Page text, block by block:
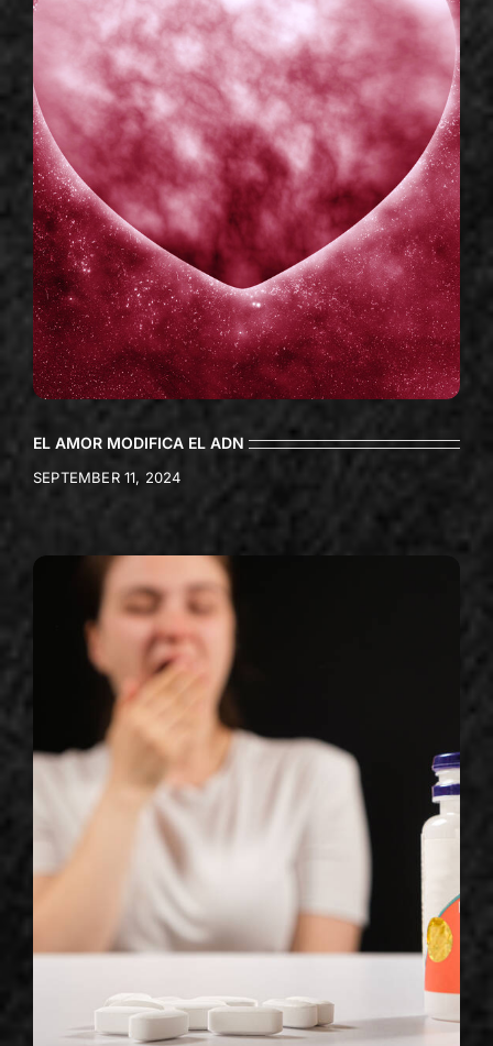
EL AMOR MODIFICA EL ADN
SEPTEMBER 11, 2024